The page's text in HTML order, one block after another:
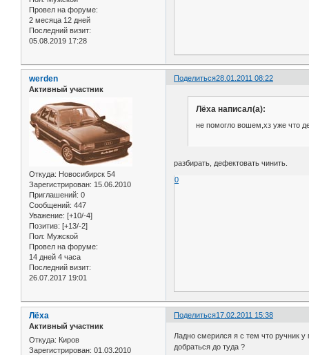
Провел на форуме:
2 месяца 12 дней
Последний визит:
05.08.2019 17:28
Поделиться28.01.2011 08:22
werden
Активный участник
Откуда: Новосибирск 54
Зарегистрирован: 15.06.2010
Приглашений: 0
Сообщений: 447
Уважение: [+10/-4]
Позитив: [+13/-2]
Пол: Мужской
Провел на форуме:
14 дней 4 часа
Последний визит:
26.07.2017 19:01
Лёха написал(а):
не помогло вошем,хз уже что
разбирать, дефектовать чинить.
0
Поделиться17.02.2011 15:38
Лёха
Активный участник
Откуда: Киров
Зарегистрирован: 01.03.2010
Ладно смерился я с тем что ручник
добраться до туда ?